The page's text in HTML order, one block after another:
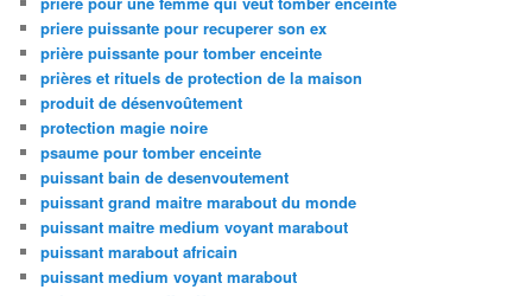
priere puissante pour recuperer son ex
prière puissante pour tomber enceinte
prières et rituels de protection de la maison
produit de désenvoûtement
protection magie noire
psaume pour tomber enceinte
puissant bain de desenvoutement
puissant grand maitre marabout du monde
puissant maitre medium voyant marabout
puissant marabout africain
puissant medium voyant marabout